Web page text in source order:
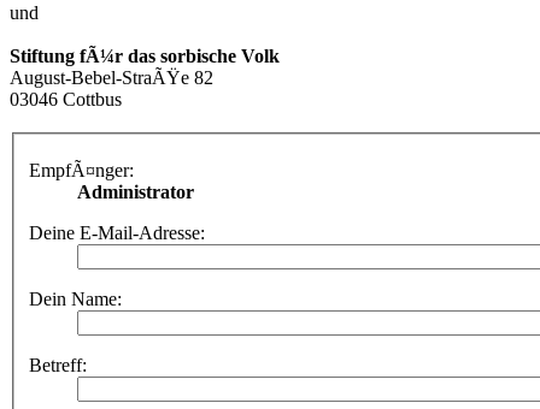
und
Stiftung fÃ¼r das sorbische Volk
August-Bebel-StraÃŸe 82
03046 Cottbus
EmpfÃ¤nger:
Administrator
Deine E-Mail-Adresse:
Dein Name:
Betreff: